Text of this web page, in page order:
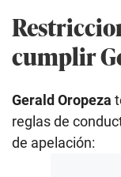
cumplir
Gerald Oropeza
reglas de
de apelación: